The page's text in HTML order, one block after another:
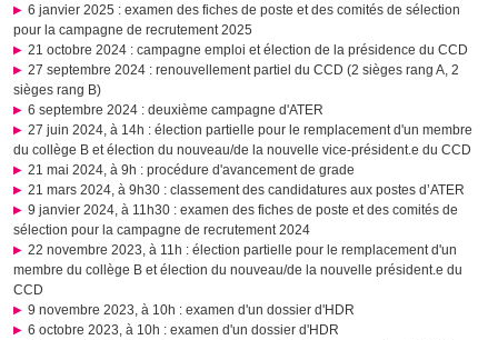
6 janvier 2025 : examen des fiches de poste et des comités de sélection
pour la campagne de recrutement 2025
21 octobre 2024 : campagne emploi et élection de la présidence du CCD
27 septembre 2024 : renouvellement partiel du CCD (2 sièges rang A, 2
sièges rang B)
6 septembre 2024 : deuxième campagne d'ATER
27 juin 2024, à 14h : élection partielle pour le remplacement d'un membre
du collège B et élection du nouveau/de la nouvelle vice-président.e du CCD
21 mai 2024, à 9h : procédure d'avancement de grade
21 mars 2024, à 9h30 : classement des candidatures aux postes d’ATER
9 janvier 2024, à 11h30 : examen des fiches de poste et des comités de
sélection pour la campagne de recrutement 2024
22 novembre 2023, à 11h : élection partielle pour le remplacement d'un
membre du collège B et élection du nouveau/de la nouvelle président.e du
CCD
9 novembre 2023, à 10h : examen d'un dossier d'HDR
6 octobre 2023, à 10h : examen d'un dossier d'HDR